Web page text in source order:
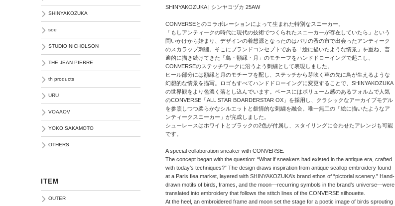
th products
URU
VOAAOV
YOKO
SAKAMOTO
OTHERS
SHINYAKOZUKA | シンヤコヅカ 25AW
CONVERSEとのコラボレーションによって生まれた特別なスニーカー。
「もしアンティークの時代に現代の技術でつくられたスニーカーが存在していたら」という
問いかけから始まり、デザインの着想源となったのはパリの蚤の市で出会ったアンティーク
のスカラップ刺繍。そこにブランドコンセプトである「絵に描いたような情景」を重ね、普
遍的に描き続けてきた「鳥・額縁・月」のモチーフをハンドドローイングで起こし、
CONVERSEのステッチワークに沿うよう刺繍として表現しました。
ヒール部分には額縁と月のモチーフを配し、ステッチから芽吹く草の先に鳥が生えるような
幻想的な情景を描写。ロゴもすべてハンドドローイングに変更することで、SHINYAKOZUKA
の世界観をより色濃く落とし込んでいます。ベースにはボリューム感のあるフォルムで人気
のCONVERSE「ALL STAR BOARDERSTAR OX」を採用し、クラシックなアーカイブモデル
を参照しつつ柔らかなシルエットと叙情的な刺繍を融合。唯一無二の「絵に描いたようなア
ンティークスニーカー」が完成しました。
シューレースはホワイトとブラックの2色が付属し、スタイリングに合わせたアレンジも可能
です。
A special collaboration sneaker with CONVERSE.
The concept began with the question: “What if sneakers had existed in the antique era, crafted
with today’s techniques?” The design draws inspiration from antique scallop embroidery found
at a Paris flea market, layered with SHINYAKOZUKA’s brand ethos of “pictorial scenery.” Hand-
drawn motifs of birds, frames, and the moon—recurring symbols in the brand’s universe—were
translated into embroidery that follows the stitch lines of the CONVERSE silhouette.
At the heel, an embroidered frame and moon set the stage for a poetic image of birds sprouting
SHINYAKOZUKA
soe
STUDIO NICHOLSON
THE JEAN PIERRE
th products
URU
VOAAOV
YOKO SAKAMOTO
OTHERS
ITEM
OUTER